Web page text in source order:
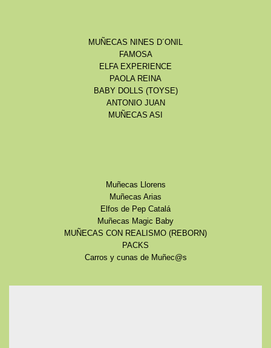
MUÑECAS NINES D´ONIL
FAMOSA
ELFA EXPERIENCE
PAOLA REINA
BABY DOLLS (TOYSE)
ANTONIO JUAN
MUÑECAS ASI
Muñecas Llorens
Muñecas Arias
Elfos de Pep Catalá
Muñecas Magic Baby
MUÑECAS CON REALISMO (REBORN)
PACKS
Carros y cunas de Muñec@s